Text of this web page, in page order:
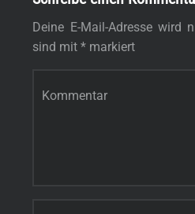
Deine E-Mail-Adresse wird
sind mit* markiert